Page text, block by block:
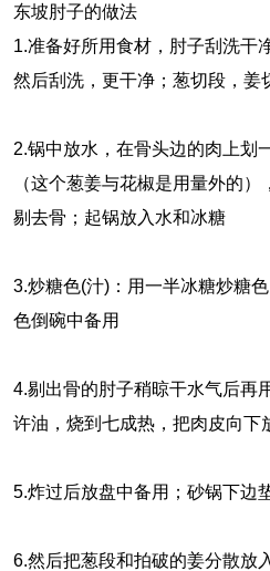
东坡肘子的做法
1.准备好所用食材，肘子刮洗干
然后刮洗，更干净；葱切段，姜
2.锅中放水，在骨头边的肉上划
（这个葱姜与花椒是用量外的
剔去骨；起锅放入水和冰糖
3.炒糖色(汁)：用一半冰糖炒糖
色倒碗中备用
4.剔出骨的肘子稍晾干水气后再
许油，烧到七成热，把肉皮向下
5.炸过后放盘中备用；砂锅下边
6.然后把葱段和拍破的姜分散放